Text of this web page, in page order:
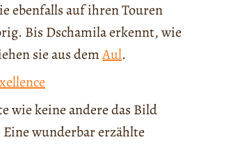
ebenfalls auf ihren Touren
Bis Dschamila erkennt, wie
sie aus demAul.
wie keine andere das Bild
wunderbar erzählte